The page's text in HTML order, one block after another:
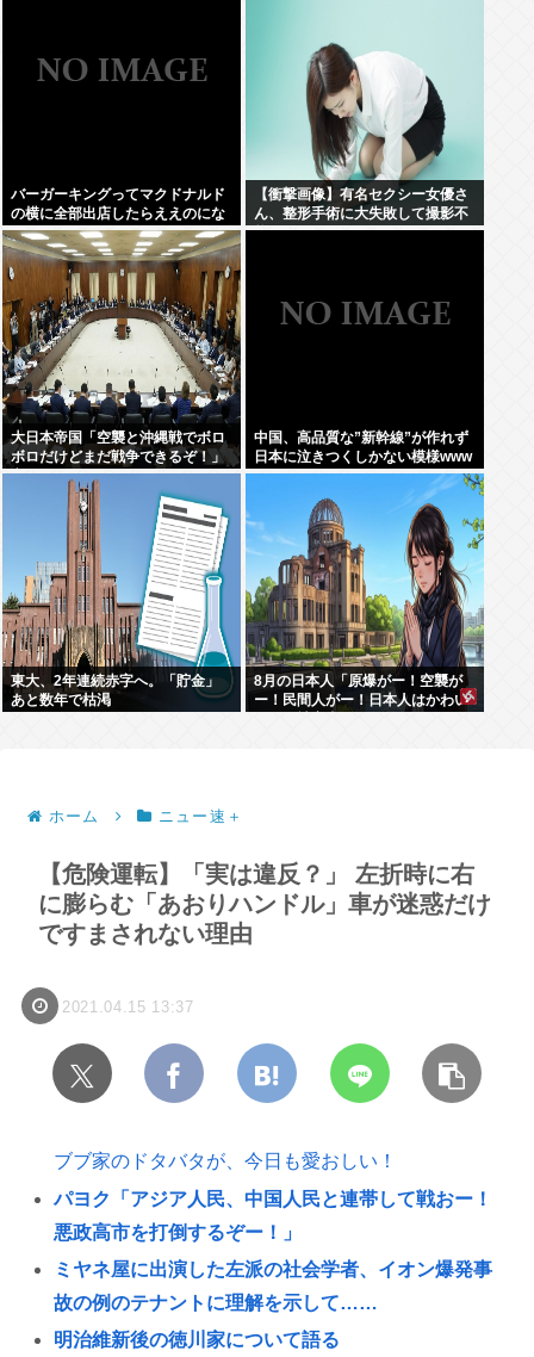
バーガーキングってマクドナルド
の横に全部出店したらええのにな
【衝撃画像】有名セクシー女優さ
ん、整形手術に大失敗して撮影不
能に⇒！！
大日本帝国「空襲と沖縄戦でボロ
ボロだけどまだ戦争できるぞ！」
言うほどか？
中国、高品質な”新幹線”が作れず
日本に泣きつくしかない模様www
東大、2年連続赤字へ。「貯金」
あと数年で枯渇
8月の日本人「原爆がー！空襲が
ー！民間人がー！日本人はかわい
ホーム ニュー速＋
【危険運転】「実は違反？」 左折時に右
に膨らむ「あおりハンドル」車が迷惑だけ
ですまされない理由
2021.04.15 13:37
ブブ家のドタバタが、今日も愛おしい！
パヨク「アジア人民、中国人民と連帯して戦おー！
悪政高市を打倒するぞー！」
ミヤネ屋に出演した左派の社会学者、イオン爆発事
故の例のテナントに理解を示して……
明治維新後の徳川家について語る